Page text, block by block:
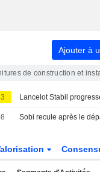
Ajouter à
de construction et